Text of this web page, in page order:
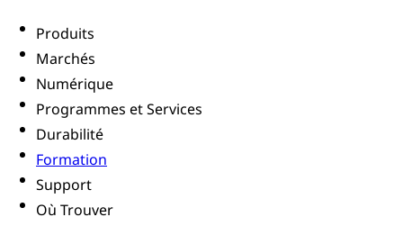
Produits
Marchés
Numérique
Programmes et Services
Durabilité
Formation
Support
Où Trouver